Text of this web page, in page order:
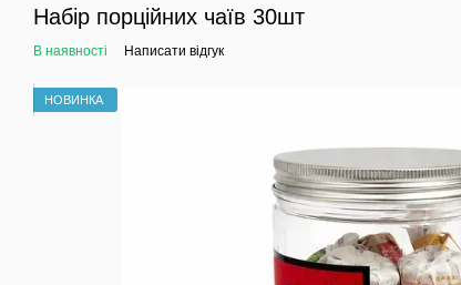
Набір порційних чаїв 30шт
В наявності Написати відгук
НОВИНКА